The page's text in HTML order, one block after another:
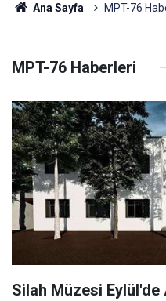
Ana Sayfa MPT-76
MPT-76 Haberleri
Silah Müzesi Eylül'de